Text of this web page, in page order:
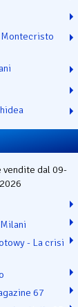
Montecristo
dal 09-
- La crisi
67